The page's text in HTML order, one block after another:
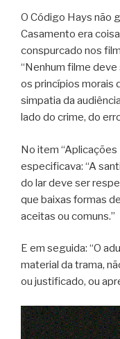
O Código Hays não
Casamento era
conspurcado nos
“Nenhum filme
os princípios morais
simpatia da
lado do crime, do
No item
especificava: “A
do lar deve ser
que baixas formas
aceitas ou comuns.”
E em seguida: “O
material da trama,
ou justificado, ou